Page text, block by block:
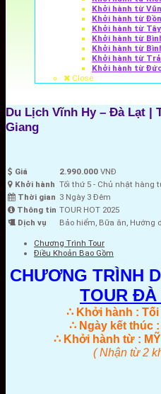
Khởi hành từ
Khởi hành từ
Khởi hành từ
Khởi hành từ
Khởi hành từ
Khởi hành từ
Khởi hành từ
Close
Du Lịch Vĩnh Hy – Đà Lạt |
Giang
Giá 2.990.000 VNĐ
Khởi hành Tối thứ 5 - Chủ nhật hàng
Thời gian 3 Ngày 3 Đêm
Thông tin TOUR HOT 2025
Dịch vụ
Bảo hiểm, Bữa ăn, Hướng
Chương Trình Tour
Điều Khoản Bao Gồm
CHƯƠNG TRÌNH
TOUR
∴ Khởi hành :
∴ Ngày kết thúc
∴ Khởi hành từ :
( Nhận từ 2